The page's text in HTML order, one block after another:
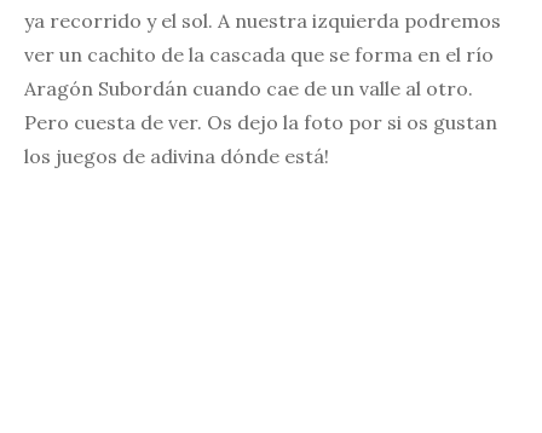
ya recorrido y el sol. A nuestra izquierda podremos
ver un cachito de la cascada que se forma en el río
Aragón Subordán cuando cae de un valle al otro.
Pero cuesta de ver. Os dejo la foto por si os gustan
los juegos de adivina dónde está!